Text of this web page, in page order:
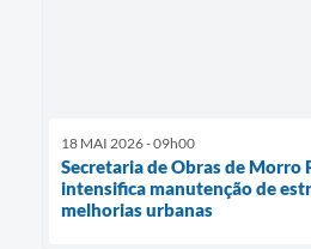
18 MAI 2026 - 09h00
Secretaria de Obras de Morro
intensifica manutenção de
melhorias urbanas